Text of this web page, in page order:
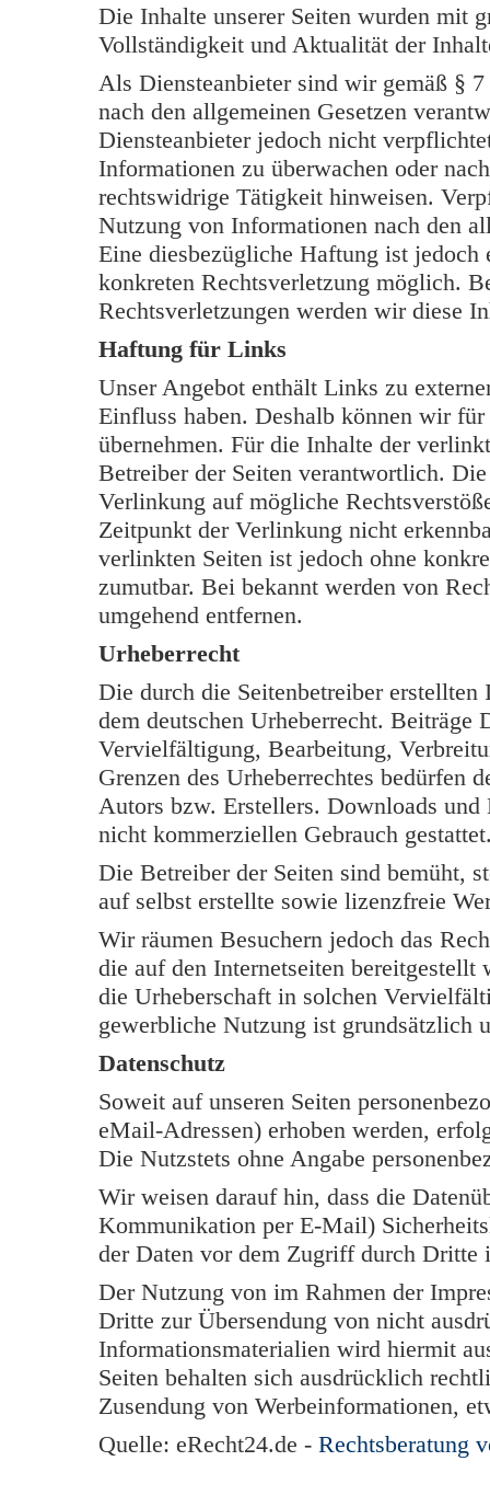
Die Inhalte unserer Seiten wurden mit
Vollständigkeit und Aktualität der
Als Diensteanbieter sind wir gemäß §
nach den allgemeinen Gesetzen
Diensteanbieter jedoch nicht
Informationen zu überwachen oder
rechtswidrige Tätigkeit hinweisen.
Nutzung von Informationen nach den
Eine diesbezügliche Haftung ist
konkreten Rechtsverletzung möglich.
Rechtsverletzungen werden wir diese
Haftung für Links
Unser Angebot enthält Links zu
Einfluss haben. Deshalb können wir
übernehmen. Für die Inhalte der
Betreiber der Seiten verantwortlich.
Verlinkung auf mögliche
Zeitpunkt der Verlinkung nicht
verlinkten Seiten ist jedoch ohne
zumutbar. Bei bekannt werden von
umgehend entfernen.
Urheberrecht
Die durch die Seitenbetreiber
dem deutschen Urheberrecht.
Vervielfältigung, Bearbeitung,
Grenzen des Urheberrechtes bedürfen
Autors bzw. Erstellers. Downloads
nicht kommerziellen Gebrauch
Die Betreiber der Seiten sind bemüht,
auf selbst erstellte sowie lizenzfreie
Wir räumen Besuchern jedoch das
die auf den Internetseiten
die Urheberschaft in solchen
gewerbliche Nutzung ist grundsätzlich
Datenschutz
Soweit auf unseren Seiten
eMail-Adressen) erhoben werden,
Die Nutzstets ohne Angabe
Wir weisen darauf hin, dass die
Kommunikation per E-Mail)
der Daten vor dem Zugriff durch Dritte
Der Nutzung von im Rahmen der
Dritte zur Übersendung von nicht
Informationsmaterialien wird hiermit
Seiten behalten sich ausdrücklich
Zusendung von Werbeinformationen,
Quelle: eRecht24.de - Rechtsberatung